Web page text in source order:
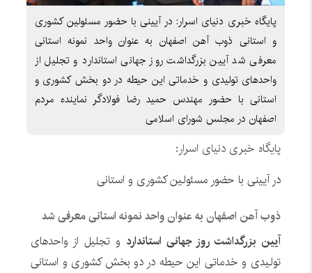
پایگاه خبری دنیای اسرار: در آیینی با حضور مسئولین کشوری
و استانی ذوب آهن اصفهان به عنوان واحد نمونه استانی
معرفی شد آیین بزرگداشت روز جهانی استاندارد و تجلیل از
واحدهای تولیدی و خدماتی این حیطه در دو بخش کشوری و
استانی با حضور مهندس حمید رضا فولادگر نماینده مردم
اصفهان در مجلس شورای اسلامی
پایگاه خبری دنیای اسرار:
در آیینی با حضور مسئولین کشوری و استانی
ذوب آهن اصفهان به عنوان واحد نمونه استانی معرفی شد
آیین بزرگداشت روز جهانی استاندارد و تجلیل از واحدهای
تولیدی و خدماتی این حیطه در دو بخش کشوری و استانی